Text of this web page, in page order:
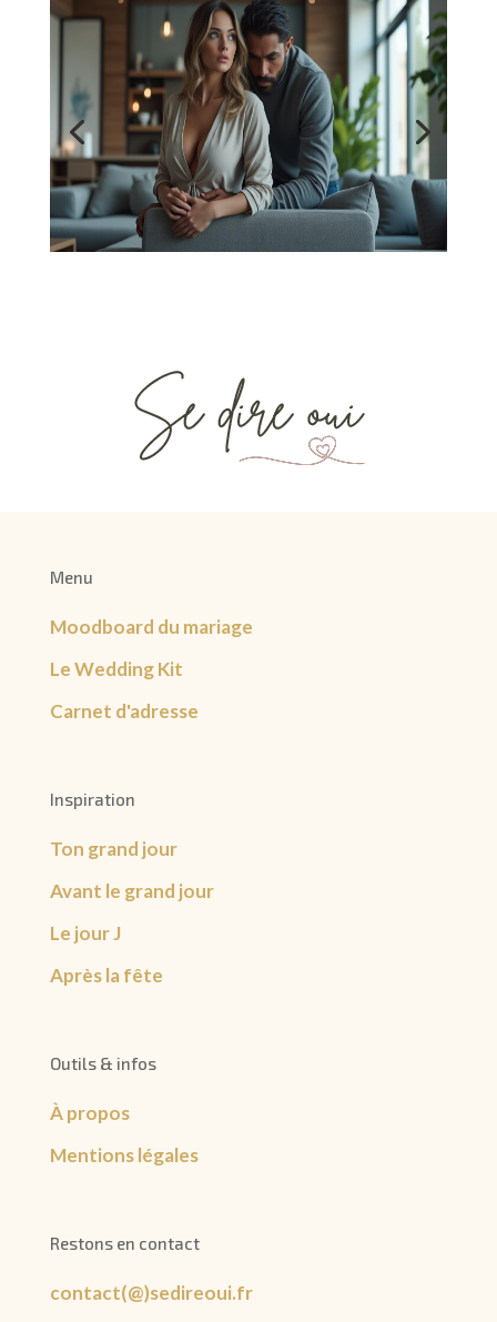
Menu
Moodboard du mariage
Le Wedding Kit
Carnet d'adresse
Inspiration
Ton grand jour
Avant le grand jour
Le jour J
Après la fête
Outils & infos
À propos
Mentions légales
Restons en contact
contact(@)sedireoui.fr